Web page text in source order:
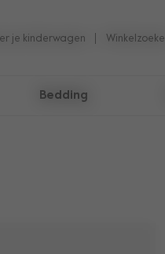
je kinderwagen
Bedding